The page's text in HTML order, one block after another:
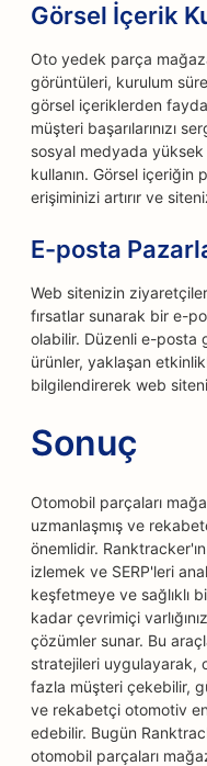
Görsel İçerik
Oto yedek parça
görüntüleri, kurulum
görsel içeriklerden
müşteri başarılarınızı
sosyal medyada
kullanın. Görsel içeriğin
erişiminizi artırır ve
E-posta
Web sitenizin
fırsatlar sunarak bir e-
olabilir. Düzenli e-posta
ürünler, yaklaşan
bilgilendirerek web
Sonuç
Otomobil parçaları
uzmanlaşmış ve
önemlidir.
izlemek ve SERP'leri
keşfetmeye ve sağlıklı
kadar çevrimiçi
çözümler sunar. Bu
stratejileri uygulayarak,
fazla müşteri çekebilir,
ve rekabetçi otomotiv
edebilir. Bugün
otomobil parçaları